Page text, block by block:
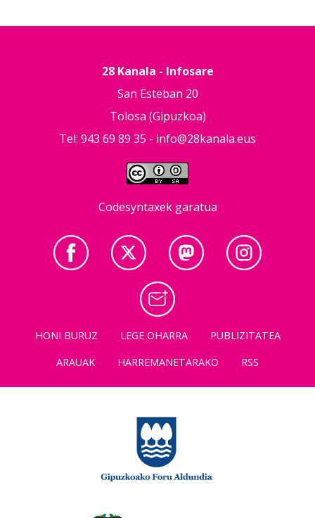
28 Kanala - Infosare
San Esteban 20
Tolosa (Gipuzkoa)
Tel: 943 69 89 35 - info@28kanala.eus
Codesyntaxek garatua
HONI BURUZ LEGE OHARRA
PUBLIZITATEA
ARAUAK
HARREMANETARAKO RSS